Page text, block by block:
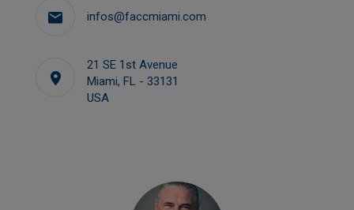
infos@faccmiami.com
21 SE 1st Avenue
Miami, FL - 33131
USA